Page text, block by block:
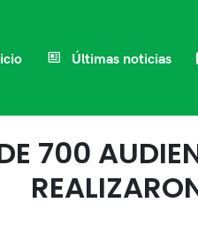
Últimas noticias
700